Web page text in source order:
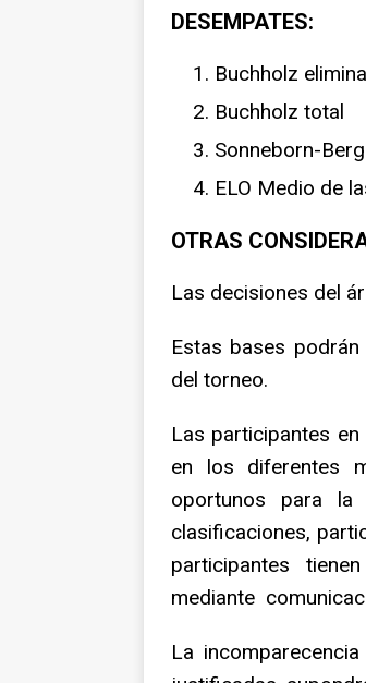
DESEMPATES:
Buchholz
Buchholz total
Sonneborn-
ELO Medio de
OTRAS
Las decisiones del
Estas bases
del torneo.
Las participantes
en los diferentes
oportunos para la
clasificaciones,
participantes
mediante
La